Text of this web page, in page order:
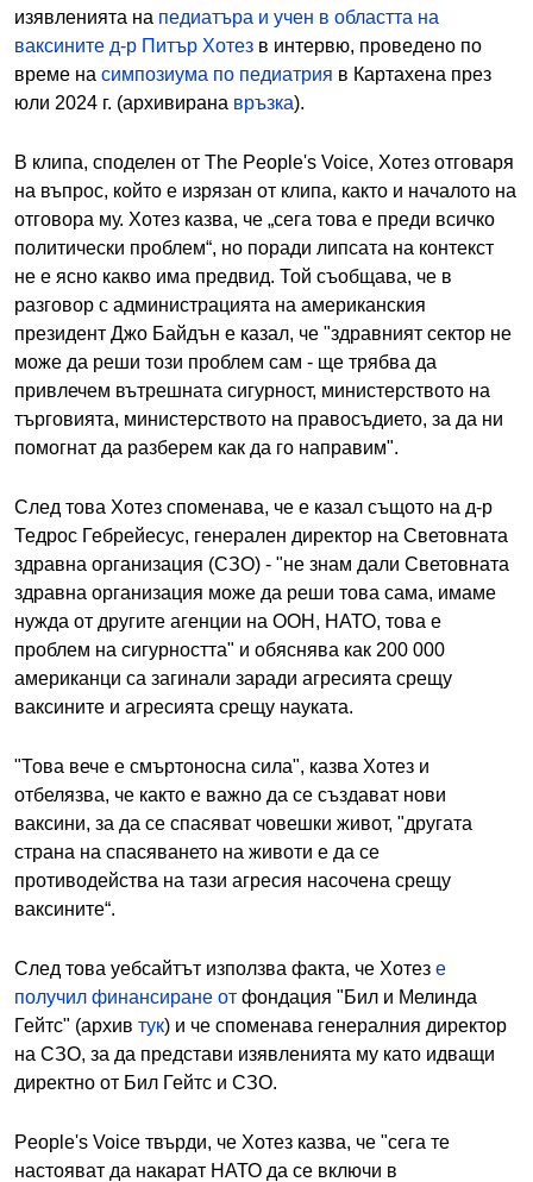
изявленията на педиатъра и учен в областта на
ваксините д-р Питър Хотез в интервю, проведено по
време на симпозиума по педиатрия в Картахена през
юли 2024 г. (архивирана връзка).
В клипа, споделен от The People's Voice, Хотез отговаря
на въпрос, който е изрязан от клипа, както и началото на
отговора му. Хотез казва, че „сега това е преди всичко
политически проблем“, но поради липсата на контекст
не е ясно какво има предвид. Той съобщава, че в
разговор с администрацията на американския
президент Джо Байдън е казал, че "здравният сектор не
може да реши този проблем сам - ще трябва да
привлечем вътрешната сигурност, министерството на
търговията, министерството на правосъдието, за да ни
помогнат да разберем как да го направим".
След това Хотез споменава, че е казал същото на д-р
Тедрос Гебрейесус, генерален директор на Световната
здравна организация (СЗО) - "не знам дали Световната
здравна организация може да реши това сама, имаме
нужда от другите агенции на ООН, НАТО, това е
проблем на сигурността" и обяснява как 200 000
американци са загинали заради агресията срещу
ваксините и агресията срещу науката.
"Това вече е смъртоносна сила", казва Хотез и
отбелязва, че както е важно да се създават нови
ваксини, за да се спасяват човешки живот, "другата
страна на спасяването на животи е да се
противодейства на тази агресия насочена срещу
ваксините“.
След това уебсайтът използва факта, че Хотез е
получил финансиране от фондация "Бил и Мелинда
Гейтс" (архив тук) и че споменава генералния директор
на СЗО, за да представи изявленията му като идващи
директно от Бил Гейтс и СЗО.
People's Voice твърди, че Хотез казва, че "сега те
настояват да накарат НАТО да се включи в